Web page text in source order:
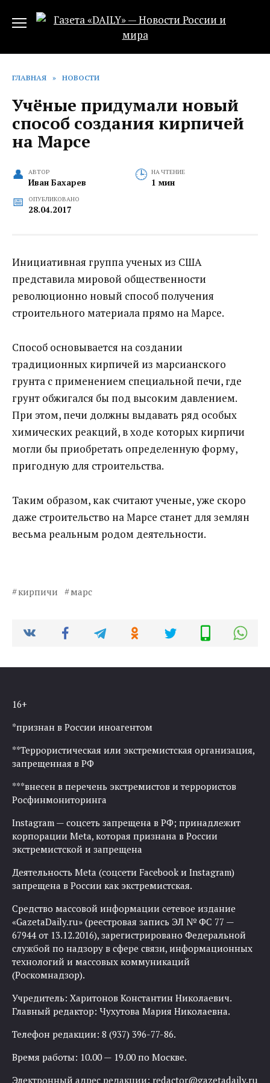
ГЛАВНАЯ » НОВОСТИ
Учёные придумали новый
способ создания кирпичей
на Марсе
АВТОР
Иван Бахарев
НА ЧТЕНИЕ
1 мин
ОПУБЛИКОВАНО
28.04.2017
Инициативная группа ученых из США
представила мировой общественности
революционно новый способ получения
строительного материала прямо на Марсе.
Способ основывается на создании
традиционных кирпичей из марсианского
грунта с применением специальной печи, где
грунт обжигался бы под высоким давлением.
При этом, печи должны выдавать ряд особых
химических реакций, в ходе которых кирпичи
могли бы приобретать определенную форму,
пригодную для строительства.
Таким образом, как считают ученые, уже скоро
даже строительство на Марсе станет для землян
весьма реальным родом деятельности.
кирпичи марс
16+
*признан в России иноагентом
**Террористическая или экстремистская организация,
запрещенная в РФ
***внесен в перечень экстремистов и террористов
Росфинмониторинга
Instagram — соцсеть запрещена в РФ; принадлежит
корпорации Meta, которая признана в России
экстремистской и запрещена
Деятельность Meta (соцсети Facebook и Instagram)
запрещена в России как экстремистская.
Средство массовой информации сетевое издание
«GazetaDaily.ru» (реестровая запись ЭЛ № ФС 77 —
67944 от 13.12.2016), зарегистрировано Федеральной
службой по надзору в сфере связи, информационных
технологий и массовых коммуникаций
(Роскомнадзор).
Учредитель: Харитонов Константин Николаевич.
Главный редактор: Чухутова Мария Николаевна.
Телефон редакции: 8 (937) 396-77-86.
Время работы: 10.00 — 19.00 по Москве.
Электронный адрес редакции: redactor@gazetadaily.ru